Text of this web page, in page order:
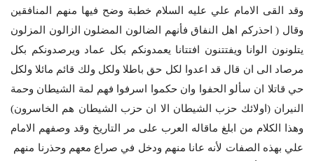
وقد القى الامام علي عليه السلام خطبة وضح فيها منهم المنافقين
وقال ( احذركم اهل النفاق فأنهم الضالون المضلون الزالون المزلون
يتلونون الوانا ويفتتنون افتتانا يعمدونكم بكل عماد ويرصدونكم بكل
مرصاد الى ان قال قد اعدوا لكل حق باطلا ولكل ولك قائم مائلا ولكل
حي قاتلا ان سألو الحفوا وان حكموا اسرفوا فهم لمة الشيطان وحمة
النيران (اولائك حزب الشيطان الا ان حزب الشيطان هم الخاسرون)
وهذا الكلام من ابلغ ماقاله العرب على مر التاريخ وقد وصفهم الامام
علي بهذه الصفات لأنه عانا منهم ودخل في صراع معهم وحذرنا منهم